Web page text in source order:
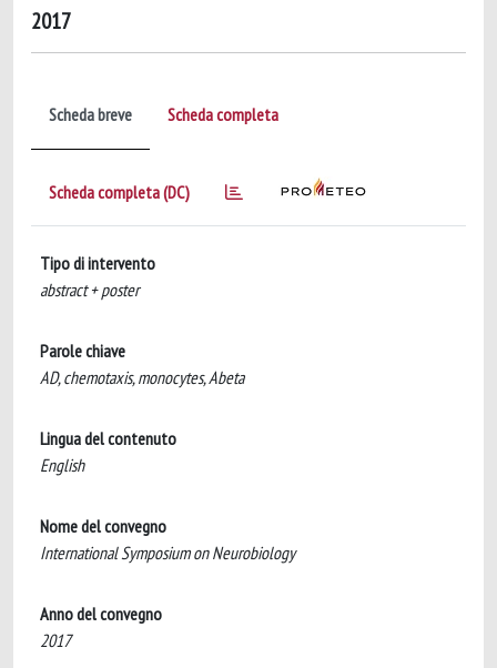
2017
Scheda breve Scheda completa
Scheda completa (DC)
Tipo di intervento
abstract + poster
Parole chiave
AD, chemotaxis, monocytes, Abeta
Lingua del contenuto
English
Nome del convegno
International Symposium on Neurobiology
Anno del convegno
2017